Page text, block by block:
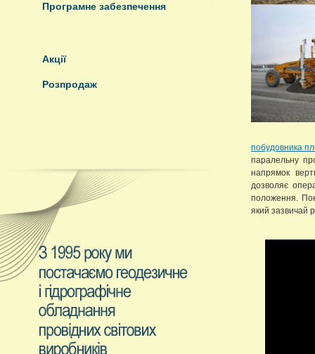
Програмне забезпечення
Акції
Розпродаж
побудовника
паралельну
напрямок
дозволяє
положення.
який зазвичай